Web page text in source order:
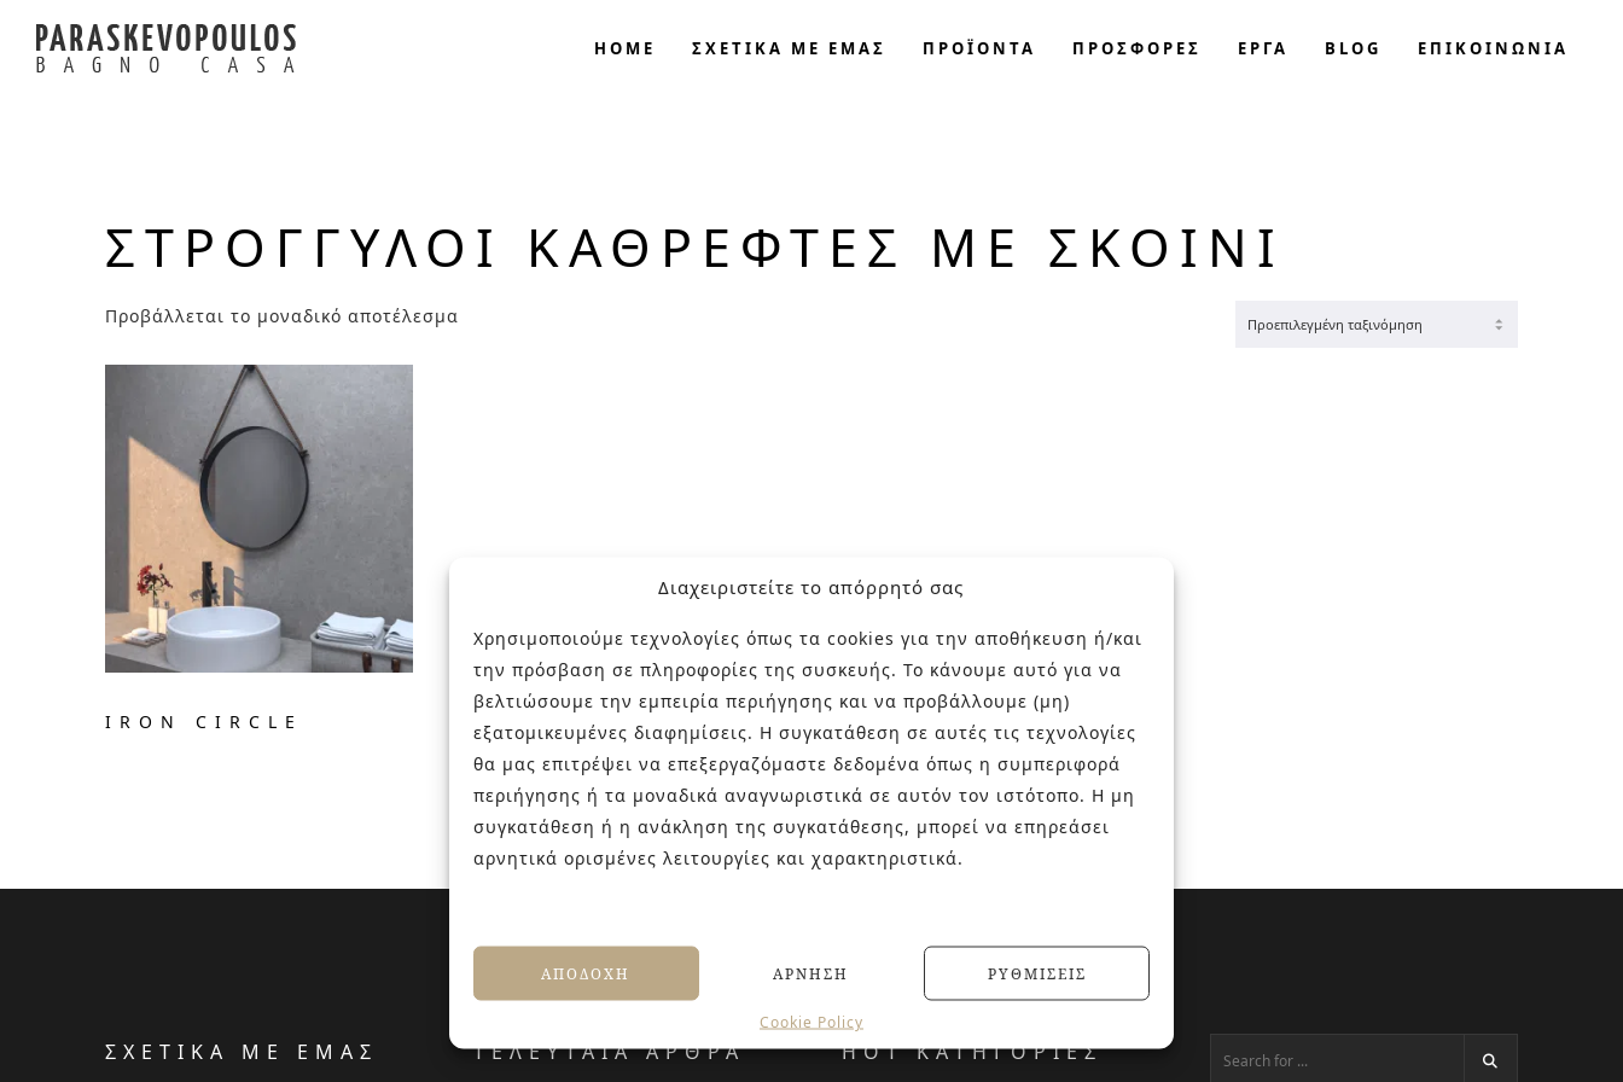
Διαχειριστείτε το απόρρητό σας
Χρησιμοποιούμε τεχνολογίες όπως τα cookies για την αποθήκευση ή/και
την πρόσβαση σε πληροφορίες της συσκευής. Το κάνουμε αυτό για να
βελτιώσουμε την εμπειρία περιήγησης και να προβάλλουμε (μη)
εξατομικευμένες διαφημίσεις. Η συγκατάθεση σε αυτές τις τεχνολογίες
θα μας επιτρέψει να επεξεργαζόμαστε δεδομένα όπως η συμπεριφορά
περιήγησης ή τα μοναδικά αναγνωριστικά σε αυτόν τον ιστότοπο. Η μη
συγκατάθεση ή η ανάκληση της συγκατάθεσης, μπορεί να επηρεάσει
αρνητικά ορισμένες λειτουργίες και χαρακτηριστικά.
ΑΠΟΔΟΧΉ ΆΡΝΗΣΗ ΡΥΘΜΊΣΕΙΣ
Cookie Policy
HOME ΣΧΕΤΙΚΑ ΜΕ ΕΜΑΣ ΠΡΟΪΟΝΤΑ ΠΡΟΣΦΟΡΈΣ ΕΡΓΑ BLOG ΕΠΙΚΟΙΝΩΝΊΑ
ΣΤΡΟΓΓΥΛΟΊ ΚΑΘΡΈΦΤΕΣ ΜΕ ΣΚΟΙΝΊ
Προβάλλεται το μοναδικό αποτέλεσμα
IRON CIRCLE
ΣΧΕΤΙΚΑ ΜΕ ΕΜΑΣ ΤΕΛΕΥΤΑΙΑ ΑΡΘΡΑ HOT ΚΑΤΗΓΟΡΙΕΣ